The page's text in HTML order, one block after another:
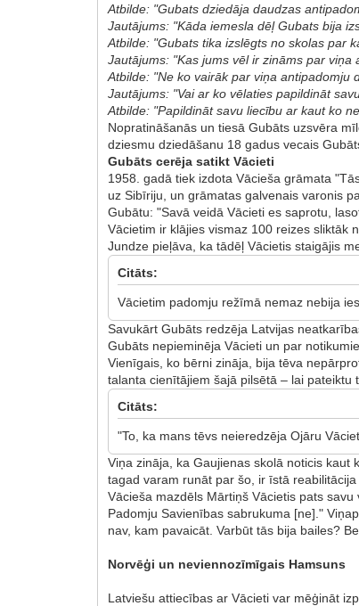
Atbilde: "Gubats dziedāja daudzas
Jautājums: "Kāda iemesla dēļ Gubats bija
Atbilde: "Gubats tika izslēgts no skolas par
Jautājums: "Kas jums vēl ir zināms par viņa
Atbilde: "Ne ko vairāk par viņa antipadomju
Jautājums: "Vai ar ko vēlaties papildināt
Atbilde: "Papildināt savu liecību ar kaut ko
Nopratināšanās un tiesā Gubāts uzsvēra
dziesmu dziedāšanu 18 gadus vecais
Gubāts cerēja satikt Vācieti
1958. gadā tiek izdota Vācieša grāmata
uz Sibīriju, un grāmatas galvenais varonis
Gubātu: "Savā veidā Vācieti es saprotu,
Vācietim ir klājies vismaz 100 reizes sliktāk
Jundze pieļāva, ka tādēļ Vācietis staigājis
Citāts:
Vācietim padomju režīmā nemaz nebija
Savukārt Gubāts redzēja Latvijas
Gubāts nepieminēja Vācieti un par
Vienīgais, ko bērni zināja, bija tēva
talanta cienītājiem šajā pilsētā – lai
Citāts:
"To, ka mans tēvs neieredzēja Ojāru
Viņa zināja, ka Gaujienas skolā noticis kaut
tagad varam runāt par šo, ir īstā
Vācieša mazdēls Mārtiņš Vācietis pats
Padomju Savienības sabrukuma [ne]."
nav, kam pavaicāt. Varbūt tās bija bailes?
Norvēģi un neviennozīmīgais Hamsuns
Latviešu attiecības ar Vācieti var mēģināt